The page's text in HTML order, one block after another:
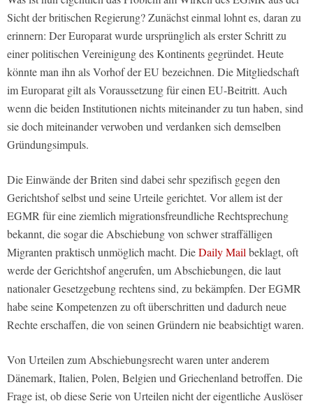
Sicht der britischen Regierung? Zunächst einmal lohnt es, daran zu
erinnern: Der Europarat wurde ursprünglich als erster Schritt zu
einer politischen Vereinigung des Kontinents gegründet. Heute
könnte man ihn als Vorhof der EU bezeichnen. Die Mitgliedschaft
im Europarat gilt als Voraussetzung für einen EU-Beitritt. Auch
wenn die beiden Institutionen nichts miteinander zu tun haben, sind
sie doch miteinander verwoben und verdanken sich demselben
Gründungsimpuls.
Die Einwände der Briten sind dabei sehr spezifisch gegen den
Gerichtshof selbst und seine Urteile gerichtet. Vor allem ist der
EGMR für eine ziemlich migrationsfreundliche Rechtsprechung
bekannt, die sogar die Abschiebung von schwer straffälligen
Migranten praktisch unmöglich macht. DieDaily Mail beklagt, oft
werde der Gerichtshof angerufen, um Abschiebungen, die laut
nationaler Gesetzgebung rechtens sind, zu bekämpfen. Der EGMR
habe seine Kompetenzen zu oft überschritten und dadurch neue
Rechte erschaffen, die von seinen Gründern nie beabsichtigt waren.
Von Urteilen zum Abschiebungsrecht waren unter anderem
Dänemark, Italien, Polen, Belgien und Griechenland betroffen. Die
Frage ist, ob diese Serie von Urteilen nicht der eigentliche Auslöser